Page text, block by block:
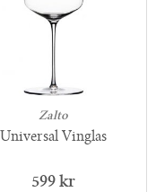
Zalto
Universal Vinglas
599 kr